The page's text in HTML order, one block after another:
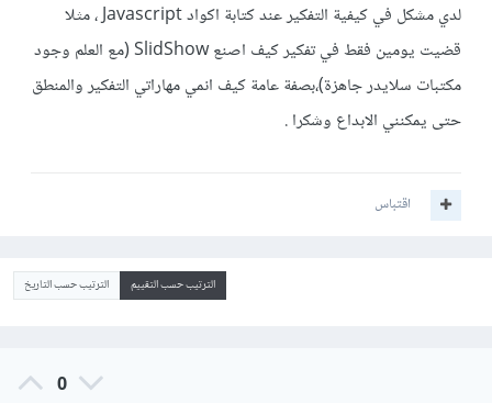
لدي مشكل في كيفية التفكير عند كتابة اكواد Javascript ، مثلا
قضيت يومين فقط في تفكير كيف اصنع SlidShow (مع العلم وجود
مكتبات سلايدر جاهزة)،بصفة عامة كيف انمي مهاراتي التفكير والمنطق
حتى يمكنني الابداع وشكرا .
اقتباس
الترتيب حسب التقييم الترتيب حسب التاريخ
0